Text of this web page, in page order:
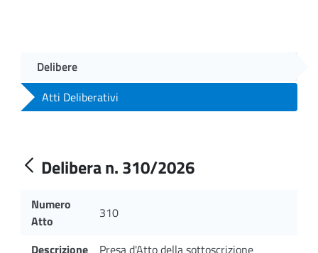
Delibere
Atti Deliberativi
Delibera n. 310/2026
Numero
Atto
310
Descrizione
Presa d'Atto della sottoscrizione